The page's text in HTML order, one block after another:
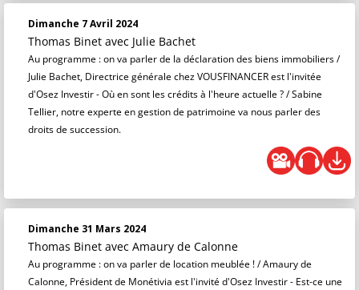
Dimanche 7 Avril 2024
Thomas Binet avec Julie Bachet
Au programme : on va parler de la déclaration des biens immobiliers /
Julie Bachet, Directrice générale chez VOUSFINANCER est l'invitée
d'Osez Investir - Où en sont les crédits à l'heure actuelle ? / Sabine
Tellier, notre experte en gestion de patrimoine va nous parler des
droits de succession.
Dimanche 31 Mars 2024
Thomas Binet avec Amaury de Calonne
Au programme : on va parler de location meublée ! / Amaury de
Calonne, Président de Monétivia est l'invité d'Osez Investir - Est-ce une